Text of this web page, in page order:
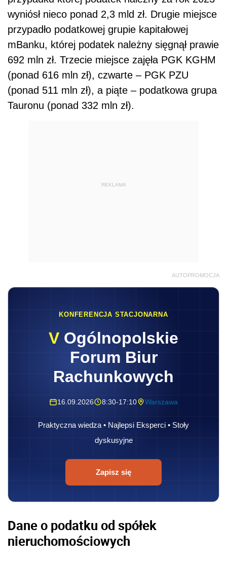
wyniósł nieco ponad 2,3 mld zł. Drugie miejsce
przypadło podatkowej grupie kapitałowej
mBanku, której podatek należny sięgnął prawie
692 mln zł. Trzecie miejsce zajęła PGK KGHM
(ponad 616 mln zł), czwarte – PGK PZU
(ponad 511 mln zł), a piąte – podatkowa grupa
Tauronu (ponad 332 mln zł).
REKLAMA
AUTOPROMOCJA
KONFERENCJA STACJONARNA
V Ogólnopolskie
Forum Biur
Rachunkowych
16.09.2026 8:30-17:10 Warszawa
Praktyczna wiedza • Najlepsi Eksperci • Stoły
dyskusyjne
Zapisz się
Dane o podatku od spółek
nieruchomościowych